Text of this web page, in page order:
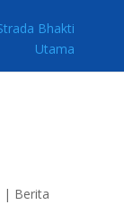
| Berita